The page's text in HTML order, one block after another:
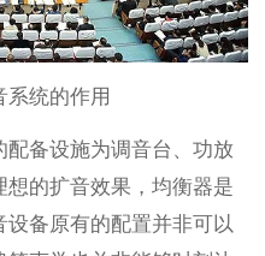
统的作用
配备设施为调音台、功放
的扩音效果，均衡器是
备原有的配置并非可以